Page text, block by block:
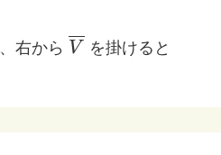
、右から \overline{V}
V を掛けると